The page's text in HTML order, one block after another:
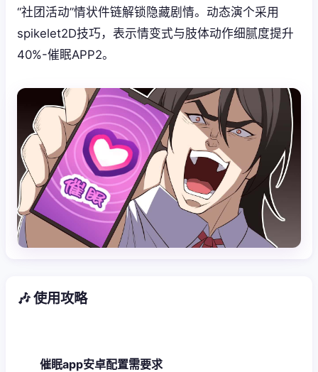
“社团活动”情状件链解锁隐藏剧情。动态演个采用
spikelet2D技巧，表示情变式与肢体动作细腻度提升
40%-催眠APP2。
🎶 使用攻略
催眠app安卓配置需要求